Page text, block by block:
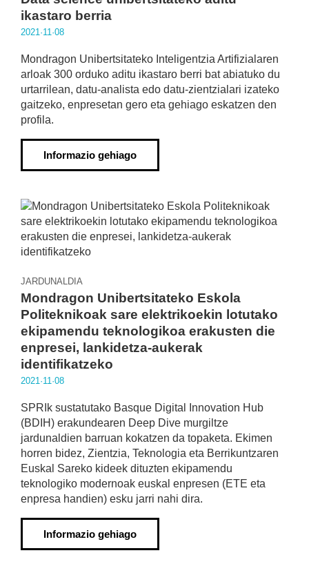
ikastaro berria
2021·11·08
Mondragon Unibertsitateko Inteligentzia Artifizialaren
arloak 300 orduko aditu ikastaro berri bat abiatuko du
urtarrilean, datu-analista edo datu-zientzialari izateko
gaitzeko, enpresetan gero eta gehiago eskatzen den
profila.
Informazio gehiago
JARDUNALDIA
Mondragon Unibertsitateko Eskola
Politeknikoak sare elektrikoekin lotutako
ekipamendu teknologikoa erakusten die
enpresei, lankidetza-aukerak
identifikatzeko
2021·11·08
SPRIk sustatutako Basque Digital Innovation Hub
(BDIH) erakundearen Deep Dive murgiltze
jardunaldien barruan kokatzen da topaketa. Ekimen
horren bidez, Zientzia, Teknologia eta Berrikuntzaren
Euskal Sareko kideek dituzten ekipamendu
teknologiko modernoak euskal enpresen (ETE eta
enpresa handien) esku jarri nahi dira.
Informazio gehiago